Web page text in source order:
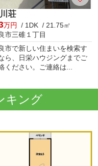
荘
万円
/ 1DK / 21.75㎡
市三碓１丁目
市で新しい住まいを検索す
ら、日栄ハウジングまでご
ください。ご連絡は...
キング